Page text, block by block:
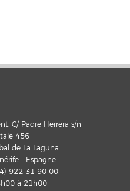
C/ Padre Herrera s/n
456
de La Laguna
- Espagne
922 31 90 00
à 21h00